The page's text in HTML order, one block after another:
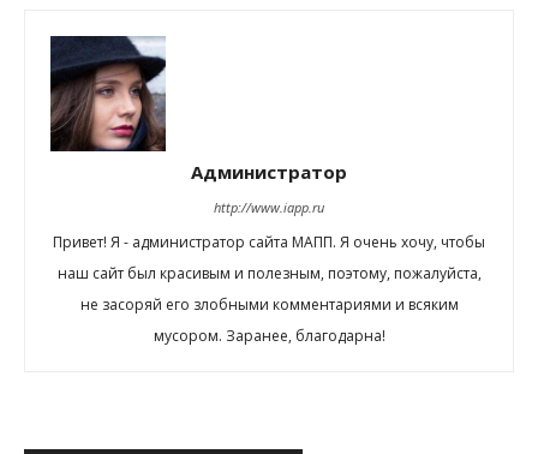
Администратор
http://www.iapp.ru
Привет! Я - администратор сайта МАПП. Я очень хочу, чтобы
наш сайт был красивым и полезным, поэтому, пожалуйста,
не засоряй его злобными комментариями и всяким
мусором. Заранее, благодарна!